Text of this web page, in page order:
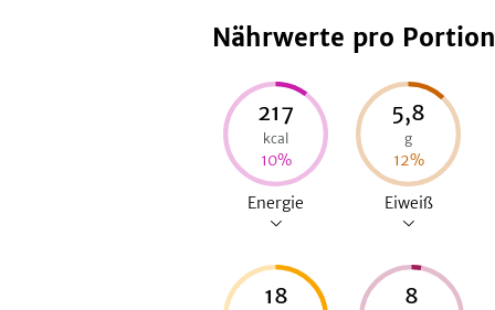
Nährwerte pro Portion
217
kcal
10%
Energie
5,8
g
12%
Eiweiß
18 8